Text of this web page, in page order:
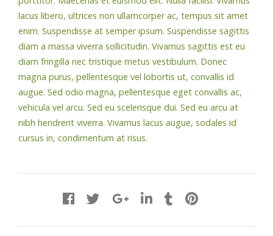
lacus libero, ultrices non ullamcorper ac, tempus sit amet
enim. Suspendisse at semper ipsum. Suspendisse sagittis
diam a massa viverra sollicitudin. Vivamus sagittis est eu
diam fringilla nec tristique metus vestibulum. Donec
magna purus, pellentesque vel lobortis ut, convallis id
augue. Sed odio magna, pellentesque eget convallis ac,
vehicula vel arcu. Sed eu scelerisque dui. Sed eu arcu at
nibh hendrerit viverra. Vivamus lacus augue, sodales id
cursus in, condimentum at risus.